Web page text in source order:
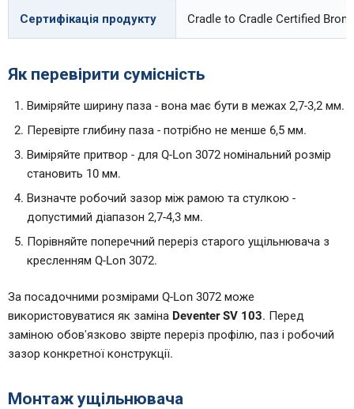
Сертифікація продукту Cradle to Cradle Certified
Як перевірити сумісність
Виміряйте ширину паза - вона має бути в межах 2,7-3,2 мм.
Перевірте глибину паза - потрібно не менше 6,5 мм.
Виміряйте притвор - для Q-Lon 3072 номінальний розмір
становить 10 мм.
Визначте робочий зазор між рамою та стулкою -
допустимий діапазон 2,7-4,3 мм.
Порівняйте поперечний переріз старого ущільнювача з
кресленням Q-Lon 3072.
За посадочними розмірами Q-Lon 3072 може
використовуватися як заміна Deventer SV 103. Перед
заміною обов'язково звірте переріз профілю, паз і робочий
зазор конкретної конструкції.
Монтаж ущільнювача